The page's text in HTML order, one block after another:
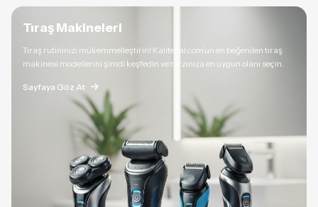
Tıraş Makineleri
Tıraş rutininizi mükemmelleştirin! Kalitelial.com’un en beğenilen tıraş
makinesi modellerini şimdi keşfedin ve tarzınıza en uygun olanı seçin.
Sayfaya Göz At